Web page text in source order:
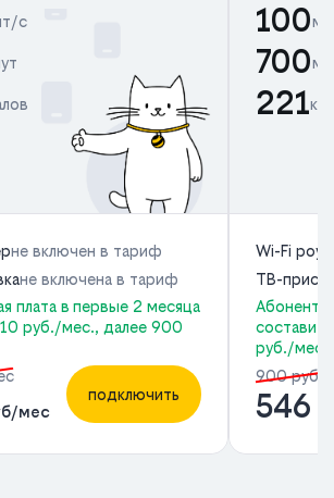
с
не включен в тариф
не включена в тариф
плата в первые 2 месяца
руб./мес., далее 900
мес
подключить
100
700
221
Wi-Fi
ТВ-
составит
руб./мес.
900 руб/
546